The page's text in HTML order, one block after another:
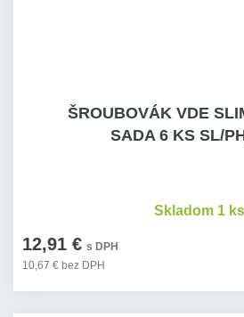
ŠROUBOVÁK VDE
SADA 6 KS SL/
12,91 € s DPH
10,67 € bez DPH
Skladom 1 ks